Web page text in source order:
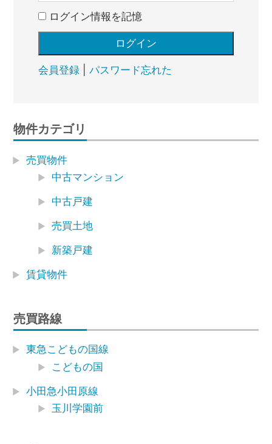
ログイン情報を記憶
会員登録| パスワード忘れた
物件カテゴリ
売買物件
中古マンション
中古戸建
売買土地
新築戸建
賃貸物件
売買路線
東急こどもの国線
こどもの国
小田急小田原線
玉川学園前